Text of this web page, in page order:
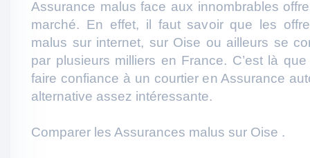
Assurance malus face aux innombrables
marché. En effet, il faut savoir que les
malus sur internet, sur Oise ou ailleurs se
par plusieurs milliers en France. C’est là
faire confiance à un courtier en Assurance
alternative assez intéressante.
Comparer les Assurances malus sur Oise .